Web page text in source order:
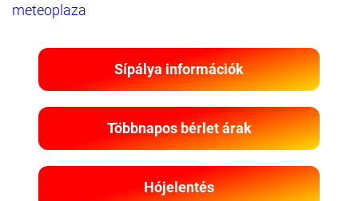
meteoplaza
Sípálya információk
Többnapos bérlet árak
Hójelentés